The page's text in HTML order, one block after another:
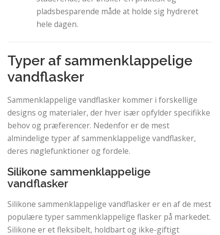
pladsbesparende måde at holde sig hydreret
hele dagen.
Typer af sammenklappelige
vandflasker
Sammenklappelige vandflasker kommer i forskellige
designs og materialer, der hver især opfylder specifikke
behov og præferencer. Nedenfor er de mest
almindelige typer af sammenklappelige vandflasker,
deres nøglefunktioner og fordele.
Silikone sammenklappelige
vandflasker
Silikone sammenklappelige vandflasker er en af ​​de mest
populære typer sammenklappelige flasker på markedet.
Silikone er et fleksibelt, holdbart og ikke-giftigt